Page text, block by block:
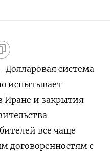
система
испытывает
Иране и закрытия
все чаще
договоренностям с